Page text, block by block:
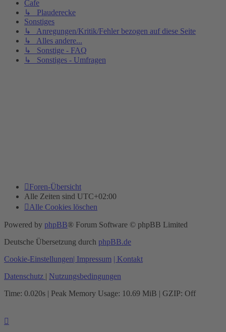
Cafe
↳ Plauderecke
Sonstiges
↳ Anregungen/Kritik/Fehler bezogen auf diese Seite
↳ Alles andere...
↳ Sonstige - FAQ
↳ Sonstiges - Umfragen
Foren-Übersicht
Alle Zeiten sind UTC+02:00
Alle Cookies löschen
Powered by phpBB® Forum Software © phpBB Limited
Deutsche Übersetzung durch phpBB.de
Cookie-Einstellungen| Impressum | Kontakt
Datenschutz | Nutzungsbedingungen
Time: 0.020s | Peak Memory Usage: 10.69 MiB | GZIP: Off